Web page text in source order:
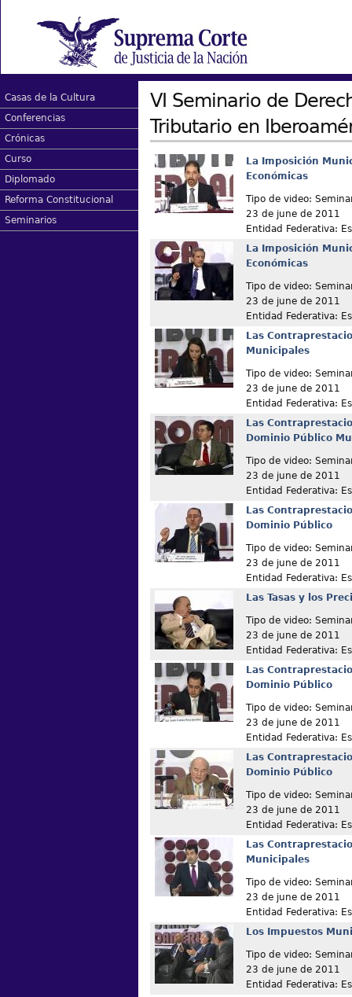
Casas de la Cultura
Conferencias
Crónicas
Curso
Diplomado
Reforma Constitucional
Seminarios
VI Seminario de
Tributario en
La Imposición
Económicas
Tipo de video:
23 de june de 2011
Entidad Federativa:
La Imposición
Económicas
Tipo de video:
23 de june de 2011
Entidad Federativa:
Las
Municipales
Tipo de video:
23 de june de 2011
Entidad Federativa:
Las
Dominio Público
Tipo de video:
23 de june de 2011
Entidad Federativa:
Las
Dominio Público
Tipo de video:
23 de june de 2011
Entidad Federativa:
Las Tasas y los
Tipo de video:
23 de june de 2011
Entidad Federativa:
Las
Dominio Público
Tipo de video:
23 de june de 2011
Entidad Federativa:
Las
Dominio Público
Tipo de video:
23 de june de 2011
Entidad Federativa:
Las
Municipales
Tipo de video:
23 de june de 2011
Entidad Federativa:
Los Impuestos
Tipo de video:
23 de june de 2011
Entidad Federativa: